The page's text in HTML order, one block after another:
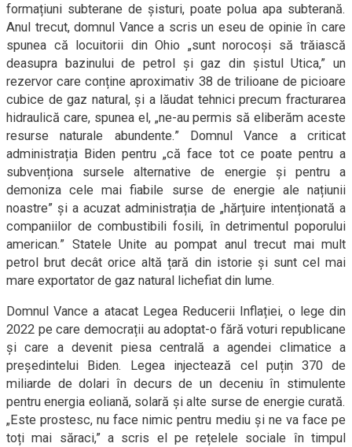
formațiuni subterane de șisturi, poate polua apa subterană.
Anul trecut, domnul Vance a scris un eseu de opinie în care
spunea că locuitorii din Ohio „sunt norocoși să trăiască
deasupra bazinului de petrol și gaz din șistul Utica,” un
rezervor care conține aproximativ 38 de trilioane de picioare
cubice de gaz natural, și a lăudat tehnici precum fracturarea
hidraulică care, spunea el, „ne-au permis să eliberăm aceste
resurse naturale abundente.” Domnul Vance a criticat
administrația Biden pentru „că face tot ce poate pentru a
subvenționa sursele alternative de energie și pentru a
demoniza cele mai fiabile surse de energie ale națiunii
noastre” și a acuzat administrația de „hărțuire intenționată a
companiilor de combustibili fosili, în detrimentul poporului
american.” Statele Unite au pompat anul trecut mai mult
petrol brut decât orice altă țară din istorie și sunt cel mai
mare exportator de gaz natural lichefiat din lume.
Domnul Vance a atacat Legea Reducerii Inflației, o lege din
2022 pe care democrații au adoptat-o fără voturi republicane
și care a devenit piesa centrală a agendei climatice a
președintelui Biden. Legea injectează cel puțin 370 de
miliarde de dolari în decurs de un deceniu în stimulente
pentru energia eoliană, solară și alte surse de energie curată.
„Este prostesc, nu face nimic pentru mediu și ne va face pe
toți mai săraci,” a scris el pe rețelele sociale în timpul